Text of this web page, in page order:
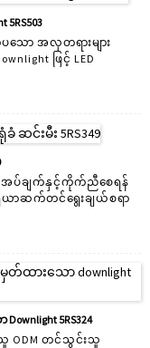
5RS503
ော အလှတရားများ
ဖြင့် LED
ပေးသွင်းသူသည်
နှင့် စီးပွားရေးလုပ်ငန်း
သေးငယ်သောဒီဇိုင်းဖြင့်
ပြတ်သားစွာ တိကျမှု-
ာ အလင်းကို ပေးစွမ်းနိုင်
အရာများကို မီးမောင်း
ချက်နှင့်ကိုက်ညီစေရန်
ာဆက်တင်ရွေးချယ်စရာ
ရာသုံးခုကို ပေးဆောင်
လှုပ်ရှားမှုကို အာရုံခံပြီး
ကိရိယာများ တပ်ဆင်ခြင်း
။ တပ်ဆင်ရလွယ်ကူခြင်းက
ပလီကေးရှင်းအသစ်များ
ေသည်။ အလင်းတန်း...
5RS324
ODM တင်သွင်းသူ